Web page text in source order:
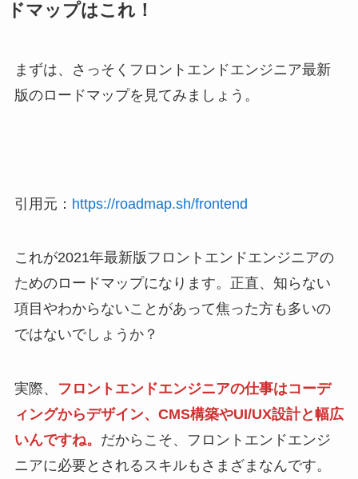
ドマップはこれ！
まずは、さっそくフロントエンドエンジニア最新
版のロードマップを見てみましょう。
引用元： https://roadmap.sh/frontend
これが2021年最新版フロントエンドエンジニアの
ためのロードマップになります。正直、知らない
項目やわからないことがあって焦った方も多いの
ではないでしょうか？
実際、
フロントエンドエンジニアの仕事はコーデ
ィングからデザイン、CMS構築やUI/UX設計と幅広
いんですね。 だからこそ、フロントエンドエンジ
ニアに必要とされるスキルもさまざまなんです。